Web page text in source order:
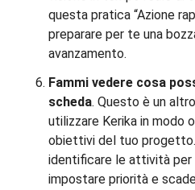
questa pratica “Azione
preparare per te una
avanzamento.
Fammi vedere cosa
scheda. Questo è un
utilizzare Kerika in modo
obiettivi del tuo progetto.
identificare le attività per
impostare priorità e